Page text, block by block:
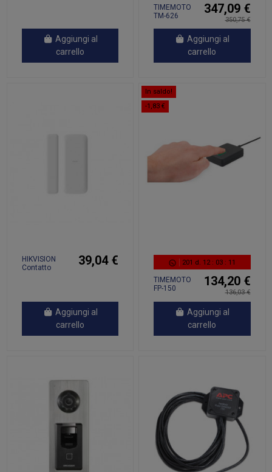
& humidity
sensor
Aggiungi al
carrello
TIMEMOTO
TM-626
347,09 €
350,75 €
Aggiungi al
carrello
HIKVISION
Contatto
1200MT
BATTERIA 3
ANNI -...
39,04 €
Aggiungi al
carrello
In saldo!
-1,83 €
201 d. 12: 03: 11
TIMEMOTO
FP-150
134,20 €
136,03 €
Aggiungi al
carrello